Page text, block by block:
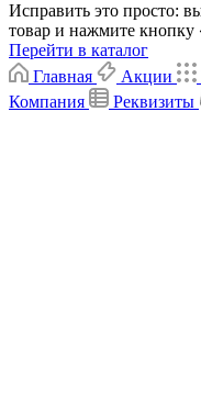
Исправить это просто:
товар и нажмите кнопку
Перейти в каталог
Главная
Акции
Компания
Реквизиты